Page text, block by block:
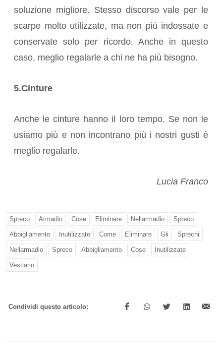
soluzione migliore. Stesso discorso vale per le
scarpe molto utilizzate, ma non più indossate e
conservate solo per ricordo. Anche in questo
caso, meglio regalarle a chi ne ha più bisogno.
5.Cinture
Anche le cinture hanno il loro tempo. Se non le
usiamo più e non incontrano più i nostri gusti è
meglio regalarle.
Lucia Franco
Spreco Armadio Cose Eliminare Nellarmadio Spreco
Abbigliamento Inutilizzato Come Eliminare Gli Sprechi
Nellarmadio Spreco Abbigliamento Cose Inutilizzate
Vestiario
Condividi questo articolo: